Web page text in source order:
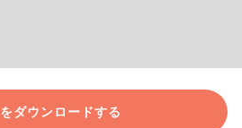
ダウンロードする